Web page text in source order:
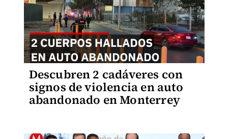
Descubren 2 cadáveres con
signos de violencia en auto
abandonado en Monterrey